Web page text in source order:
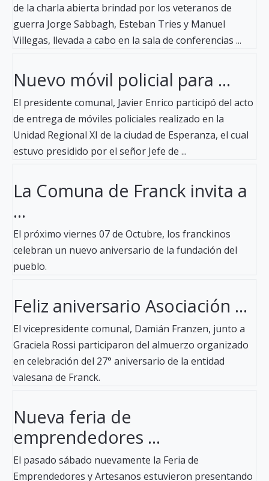
de la charla abierta brindad por los veteranos de
guerra Jorge Sabbagh, Esteban Tries y Manuel
Villegas, llevada a cabo en la sala de conferencias ...
Nuevo móvil policial para ...
El presidente comunal, Javier Enrico participó del acto
de entrega de móviles policiales realizado en la
Unidad Regional XI de la ciudad de Esperanza, el cual
estuvo presidido por el señor Jefe de ...
La Comuna de Franck invita a
...
El próximo viernes 07 de Octubre, los franckinos
celebran un nuevo aniversario de la fundación del
pueblo.
Feliz aniversario Asociación ...
El vicepresidente comunal, Damián Franzen, junto a
Graciela Rossi participaron del almuerzo organizado
en celebración del 27° aniversario de la entidad
valesana de Franck.
Nueva feria de
emprendedores ...
El pasado sábado nuevamente la Feria de
Emprendedores y Artesanos estuvieron presentando